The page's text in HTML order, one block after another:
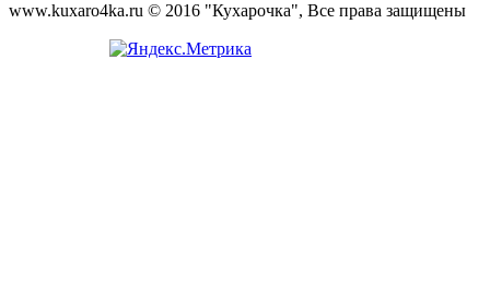
www.kuxaro4ka.ru © 2016 "Кухарочка", Все права защищены